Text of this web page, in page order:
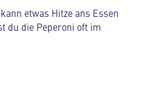
etwas Hitze ans Essen
du die Peperoni oft im